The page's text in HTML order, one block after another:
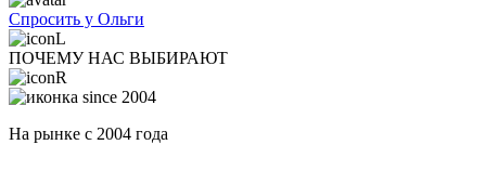
Спросить у Ольги
ПОЧЕМУ НАС ВЫБИРАЮТ
На рынке с 2004 года